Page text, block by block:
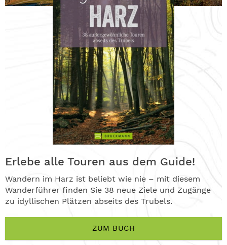
Erlebe alle Touren aus dem Guide!
Wandern im Harz ist beliebt wie nie – mit diesem
Wanderführer finden Sie 38 neue Ziele und Zugänge
zu idyllischen Plätzen abseits des Trubels.
ZUM BUCH